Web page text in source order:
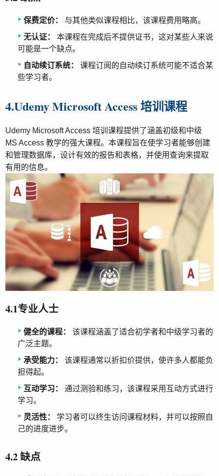
保费定价：
与其他类似课程相比，该课程费用略高。
无认证：
本课程在完成后不提供证书，这对某些人来说
可能是一个缺点。
自动续订系统：
课程订阅的自动续订系统可能不适合某
些学习者。
4.Udemy Microsoft Access 培训课程
Udemy Microsoft Access 培训课程提供了涵盖初级和中级
MS Access 教学的强大课程。本课程旨在使学习者能够创建
和管理数据库，设计有效的报告和表格，并使用查询来提取
有用的信息。
4.1专业人士
健全的课程：
该课程涵盖了适合初学者和中级学习者的
广泛主题。
承受能力：
该课程通常以折扣价提供，使许多人都能负
担得起。
互动学习：
通过测验和练习，该课程采用互动方式进行
学习。
灵活性：
学习者可以终生访问课程材料，并可以按照自
己的进度进步。
4.2 缺点